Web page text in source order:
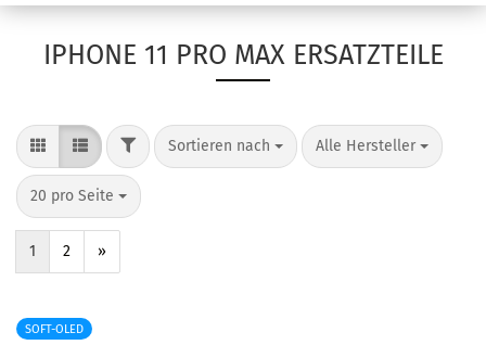
IPHONE 11 PRO MAX ERSATZTEILE
Sortieren nach Alle Hersteller
20 pro Seite
1 2 »
SOFT-OLED